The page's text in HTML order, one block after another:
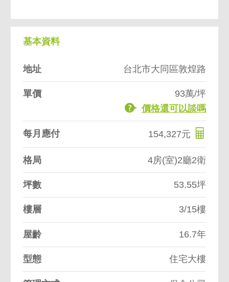
基本資料
地址 台北市大同區敦煌路
單價
93萬/坪
價格還可以談嗎
每月應付 154,327元
格局 4房(室)2廳2衛
坪數 53.55坪
樓層 3/15樓
屋齡 16.7年
型態 住宅大樓